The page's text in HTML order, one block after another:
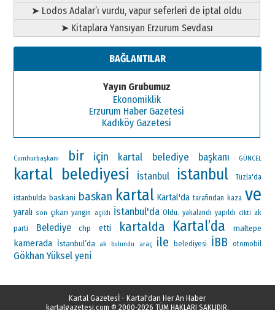
➤ Lodos Adalar’ı vurdu, vapur seferleri de iptal oldu
➤ Kitaplara Yansıyan Erzurum Sevdası
BAĞLANTILAR
Yayın Grubumuz
Ekonomiklik
Erzurum Haber Gazetesi
Kadıköy Gazetesi
Cumhurbaşkanı bir için kartal belediye başkanı GÜNCEL
kartal belediyesi İstanbul istanbul Tuzla'da
istanbulda baskani baskan kartal Kartal'da tarafından kaza ve
yaralı son çıkan yangin açıldı İstanbul'da Oldu. yakalandı yapıldı cikti ak
parti
Belediye chp etti kartalda Kartal’da maltepe
kamerada İstanbul’da ak bulundu araç ile belediyesi İBB otomobil
Gökhan Yüksel yeni
Kartal Gazetesİ - Kartal'dan Her An Haber
kartalgazetesi.com © 2000-2026 TÜM HAKLARI SAKLIDIR.